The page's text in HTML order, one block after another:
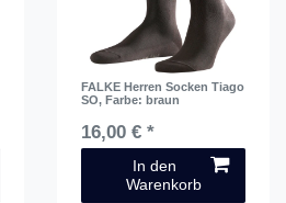
FALKE Herren Socken Tiago
SO, Farbe: braun
16,00 € *
In den
Warenkorb